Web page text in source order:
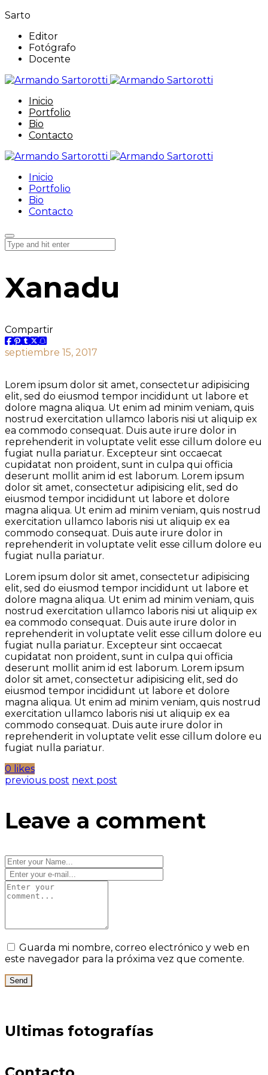
Sarto
Editor
Fotógrafo
Docente
Inicio
Portfolio
Bio
Contacto
Inicio
Portfolio
Bio
Contacto
Xanadu
Compartir
septiembre 15, 2017
Lorem ipsum dolor sit amet, consectetur adipisicing
elit, sed do eiusmod tempor incididunt ut labore et
dolore magna aliqua. Ut enim ad minim veniam, quis
nostrud exercitation ullamco laboris nisi ut aliquip ex
ea commodo consequat. Duis aute irure dolor in
reprehenderit in voluptate velit esse cillum dolore eu
fugiat nulla pariatur. Excepteur sint occaecat
cupidatat non proident, sunt in culpa qui officia
deserunt mollit anim id est laborum. Lorem ipsum
dolor sit amet, consectetur adipisicing elit, sed do
eiusmod tempor incididunt ut labore et dolore
magna aliqua. Ut enim ad minim veniam, quis nostrud
exercitation ullamco laboris nisi ut aliquip ex ea
commodo consequat. Duis aute irure dolor in
reprehenderit in voluptate velit esse cillum dolore eu
fugiat nulla pariatur.
Lorem ipsum dolor sit amet, consectetur adipisicing
elit, sed do eiusmod tempor incididunt ut labore et
dolore magna aliqua. Ut enim ad minim veniam, quis
nostrud exercitation ullamco laboris nisi ut aliquip ex
ea commodo consequat. Duis aute irure dolor in
reprehenderit in voluptate velit esse cillum dolore eu
fugiat nulla pariatur. Excepteur sint occaecat
cupidatat non proident, sunt in culpa qui officia
deserunt mollit anim id est laborum. Lorem ipsum
dolor sit amet, consectetur adipisicing elit, sed do
eiusmod tempor incididunt ut labore et dolore
magna aliqua. Ut enim ad minim veniam, quis nostrud
exercitation ullamco laboris nisi ut aliquip ex ea
commodo consequat. Duis aute irure dolor in
reprehenderit in voluptate velit esse cillum dolore eu
fugiat nulla pariatur.
0 likes
previous post next post
Leave a comment
Guarda mi nombre, correo electrónico y web en
este navegador para la próxima vez que comente.
Ultimas fotografías